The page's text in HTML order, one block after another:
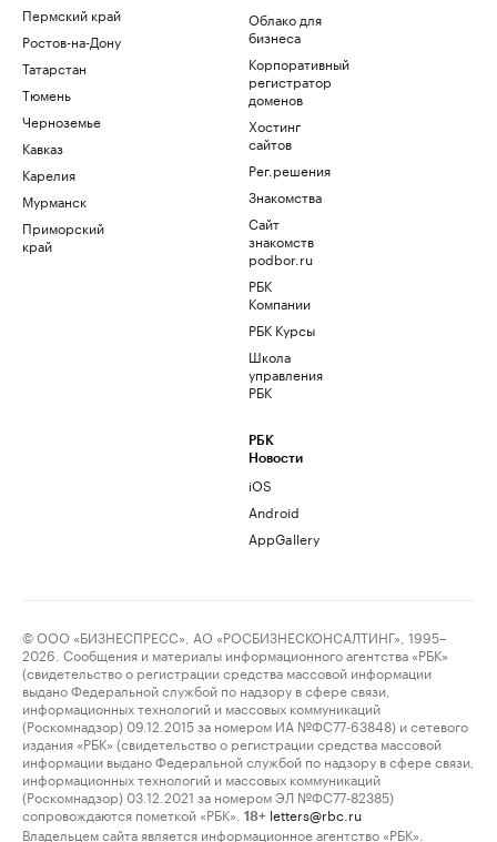
Пермский край
Ростов-на-Дону
Татарстан
Тюмень
Черноземье
Кавказ
Карелия
Мурманск
Приморский
край
Облако для
бизнеса
Корпоративный
регистратор
доменов
Хостинг
сайтов
Рег.решения
Знакомства
Сайт
знакомств
podbor.ru
РБК
Компании
РБК Курсы
Школа
управления
РБК
РБК
Новости
iOS
Android
AppGallery
© ООО «БИЗНЕСПРЕСС», АО «РОСБИЗНЕСКОНСАЛТИНГ», 1995–
2026. Сообщения и материалы информационного агентства «РБК»
(свидетельство о регистрации средства массовой информации
выдано Федеральной службой по надзору в сфере связи,
информационных технологий и массовых коммуникаций
(Роскомнадзор) 09.12.2015 за номером ИА №ФС77-63848) и сетевого
издания «РБК» (свидетельство о регистрации средства массовой
информации выдано Федеральной службой по надзору в сфере связи,
информационных технологий и массовых коммуникаций
(Роскомнадзор) 03.12.2021 за номером ЭЛ №ФС77-82385)
сопровождаются пометкой «РБК».
18+ letters@rbc.ru
Владельцем сайта является информационное агентство «РБК».